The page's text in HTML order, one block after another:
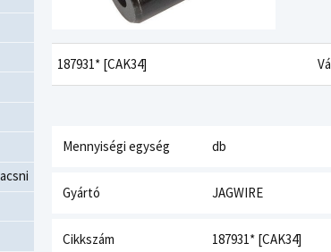
187931* [CAK34]
Mennyiségi egység db
Gyártó JAGWIRE
Cikkszám 187931* [CAK34]